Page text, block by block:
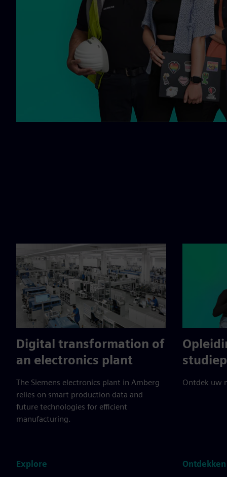
Digital transformation of
an electronics plant
The Siemens electronics plant in Amberg
relies on smart production data and
future technologies for efficient
manufacturing.
Explore
Ontdek uw
Ontdekken